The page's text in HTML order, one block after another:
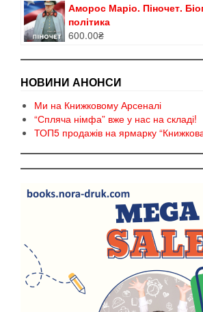
Аморос Маріо. Піночет.
політика
600.00₴
НОВИНИ АНОНСИ
Ми на Книжковому Арсеналі
“Спляча німфа” вже у нас на складі!
ТОП5 продажів на ярмарку